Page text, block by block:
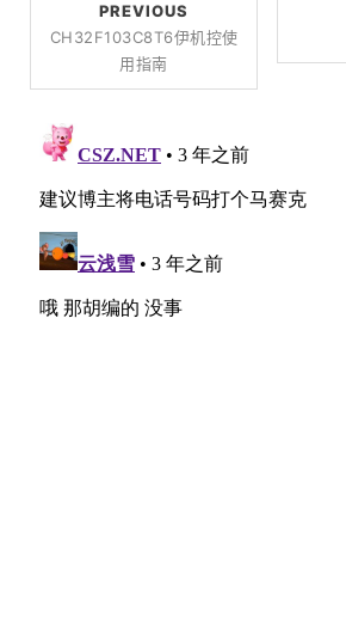
PREVIOUS
CH32F103C8T6伊机控使
用指南